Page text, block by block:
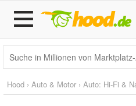
Hood › Auto & Motor › Auto: Hi-Fi &